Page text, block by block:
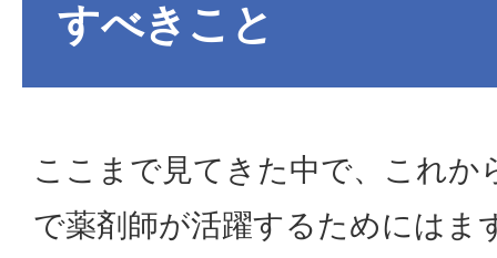
すべきこと
ここまで見てきた中で、これか
で薬剤師が活躍するためにはま